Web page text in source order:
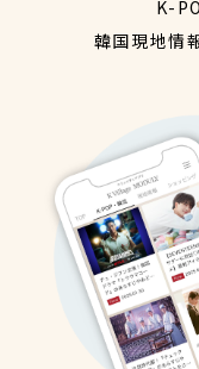
K-
韓国現地情